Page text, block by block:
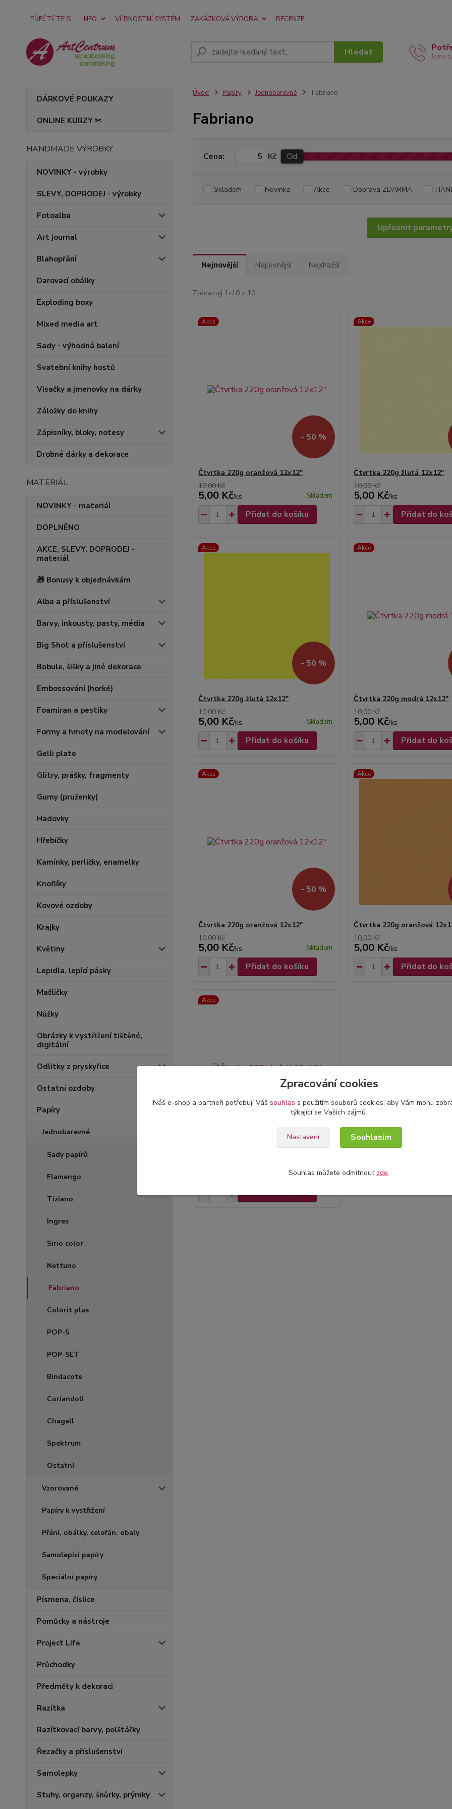
PŘEČTĚTE SI INFO VĚRNOSTNÍ SYSTÉM ZAKÁZKOVÁ VÝROBA RECENZE
Hledat Jsme
DÁRKOVÉ POUKAZY
ONLINE KURZY ✂
HANDMADE VÝROBKY
NOVINKY - výrobky
SLEVY, DOPRODEJ - výrobky
Fotoalba
Art journal
Blahopřání
Darovací obálky
Exploding boxy
Mixed media art
Sady - výhodná balení
Svatební knihy hostů
Visačky a jmenovky na dárky
Záložky do knihy
Zápisníky, bloky, notesy
Drobné dárky a dekorace
MATERIÁL
NOVINKY - materiál
DOPLNĚNO
AKCE, SLEVY, DOPRODEJ -
materiál
🎁 Bonusy k objednávkám
Alba a příslušenství
Barvy, inkousty, pasty, média
Big Shot a příslušenství
Bobule, šišky a jiné dekorace
Embossování (horké)
Foamiran a pestíky
Formy a hmoty na modelování
Gelli plate
Glitry, prášky, fragmenty
Gumy (pruženky)
Hadovky
Hřebíčky
Kamínky, perličky, enamelky
Knoflíky
Kovové ozdoby
Krajky
Květiny
Lepidla, lepící pásky
Mašličky
Nůžky
Obrázky k vystřižení tištěné,
digitální
Odlitky z pryskyřice
Ostatní ozdoby
Papíry
Jednobarevné
Sady papírů
Flamengo
Tiziano
Ingres
Sirio color
Nettuno
Fabriano
Colorit plus
POP-5
POP-SET
Bindacote
Coriandoli
Chagall
Spektrum
Ostatní
Vzorované
Papíry k vystřižení
Přání, obálky, celofán. obaly
Samolepící papíry
Speciální papíry
Písmena, číslice
Pomůcky a nástroje
Project Life
Průchodky
Předměty k dekoraci
Razítka
Razítkovací barvy, polštářky
Řezačky a příslušenství
Samolepky
Stuhy, organzy, šnůrky, prýmky
Úvod Papíry Jednobarevné Fabriano
Fabriano
Upřesnit
Cena: Kč Od
Skladem Novinka Akce Doprava ZDARMA
Nejnovější Nejlevnější Nejdražší
Zobrazuji 1-10 z 10
Akce
- 50 %
Čtvrtka 220g oranžová 12x12"
10,00 Kč
5,00 Kč/ks Skladem
Přidat do košíku
Akce
Čtvrtka 220g žlutá 12x12"
10,00 Kč
5,00 Kč/ks
Přidat do
Akce
- 50 %
Čtvrtka 220g žlutá 12x12"
10,00 Kč
5,00 Kč/ks Skladem
Přidat do košíku
Akce
Čtvrtka 220g modrá 12x12"
10,00 Kč
5,00 Kč/ks
Přidat do
Akce
- 50 %
Čtvrtka 220g oranžová 12x12"
10,00 Kč
5,00 Kč/ks Skladem
Přidat do košíku
Akce
Čtvrtka 220g oranžová
10,00 Kč
5,00 Kč/ks
Přidat do
Akce
- 50 %
Čtvrtka 220g hnědá 12x12"
Skladem
Přidat do košíku
Zpracování cookies
Náš e-shop a partneři potřebují Váš souhlas s použitím souborů cookies, aby Vám mohli
týkající se Vašich zájmů.
Nastavení Souhlasím
Souhlas můžete odmítnout zde.